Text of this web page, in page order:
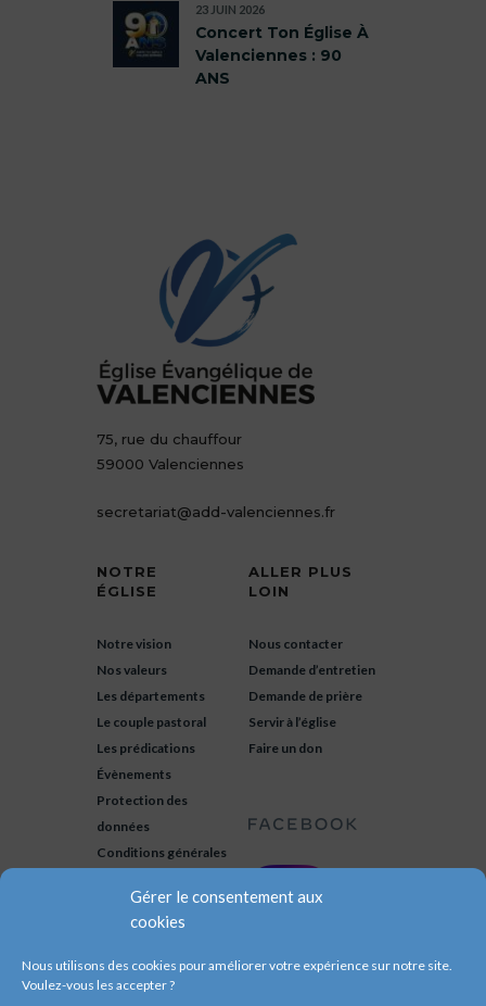
Gérer le consentement aux
cookies
Nous utilisons des cookies pour améliorer votre expérience sur notre site.
Voulez-vous les accepter ?
Concert Ton Église À
Valenciennes : 90
ANS
23 JUIN 2026
75, rue du chauffour
59000 Valenciennes
secretariat@add-valenciennes.fr
NOTRE
ÉGLISE
Notre vision
Nos valeurs
Les départements
Le couple pastoral
Les prédications
Évènements
Protection des
données
Conditions générales
ALLER PLUS
LOIN
Nous contacter
Demande d’entretien
Demande de prière
Servir à l’église
Faire un don